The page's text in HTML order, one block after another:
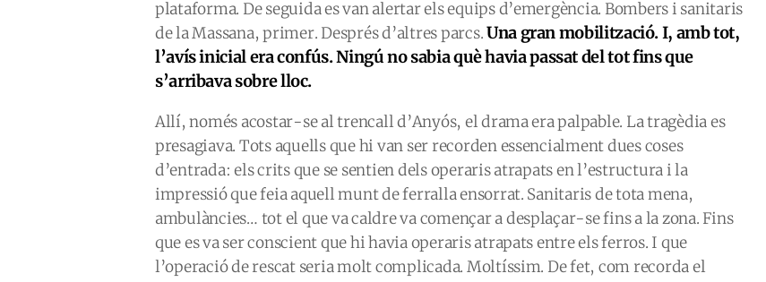
plataforma. De seguida es van alertar els equips d’emergència. Bombers i sanitaris
de la Massana, primer. Després d’altres parcs.Una gran mobilització. I, amb tot,
l’avís inicial era confús. Ningú no sabia què havia passat del tot fins que
s’arribava sobre lloc.
Allí, només acostar-se al trencall d’Anyós, el drama era palpable. La tragèdia es
presagiava. Tots aquells que hi van ser recorden essencialment dues coses
d’entrada: els crits que se sentien dels operaris atrapats en l’estructura i la
impressió que feia aquell munt de ferralla ensorrat. Sanitaris de tota mena,
ambulàncies… tot el que va caldre va començar a desplaçar-se fins a la zona. Fins
que es va ser conscient que hi havia operaris atrapats entre els ferros. I que
l’operació de rescat seria molt complicada. Moltíssim. De fet, com recorda el